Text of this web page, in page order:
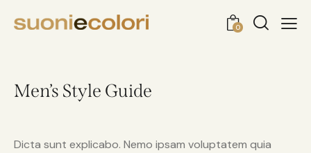
0
Men’s Style Guide
Dicta sunt explicabo. Nemo ipsam voluptatem quia